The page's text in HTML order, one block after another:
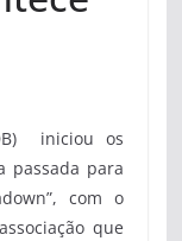
iniciou os
passada para
com o
que